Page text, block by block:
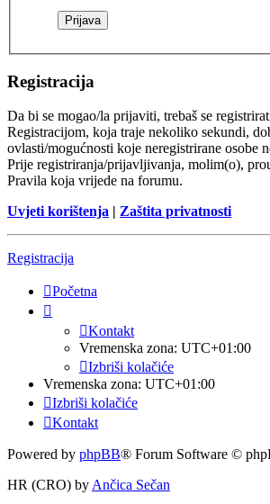
Registracija
Da bi se mogao/la prijaviti, trebaš se
Registracijom, koja traje nekoliko sekundi,
ovlasti/mogućnosti koje neregistrirane osobe
Prije registriranja/prijavljivanja, molim(o),
Pravila koja vrijede na forumu.
Uvjeti korištenja | Zaštita privatnosti
Registracija
Početna
Kontakt
Vremenska zona: UTC+01:00
Izbriši kolačiće
Vremenska zona: UTC+01:00
Izbriši kolačiće
Kontakt
Powered by phpBB® Forum Software ©
HR (CRO) by Ančica Sečan